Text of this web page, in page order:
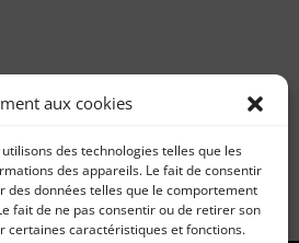
aux cookies
des technologies telles que les
des appareils. Le fait de consentir
données telles que le comportement
fait de ne pas consentir ou de retirer son
certaines caractéristiques et fonctions.